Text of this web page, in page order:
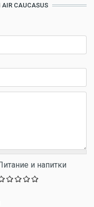
CAUCASUS
и напитки